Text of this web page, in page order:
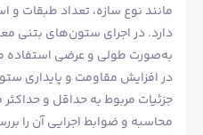
مانند نوع سازه، تعداد طبقات و
دارد. در اجرای ستون‌های بتنی
به‌صورت طولی و عرضی
در افزایش مقاومت و پایداری
جزئیات مربوط به حداقل و
محاسبه و ضوابط اجرایی آن را